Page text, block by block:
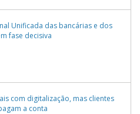
Unificada das bancárias e dos
fase decisiva
com digitalização, mas clientes
a conta